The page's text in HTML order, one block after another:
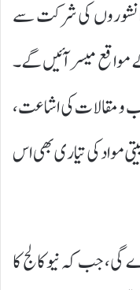
دانشوروں کی شرکت سے
مواقع میسر آئیں گے۔
و مقالات کی اشاعت،
مواد کی تیاری بھی اس
گی، جب کہ نیو کالج کا